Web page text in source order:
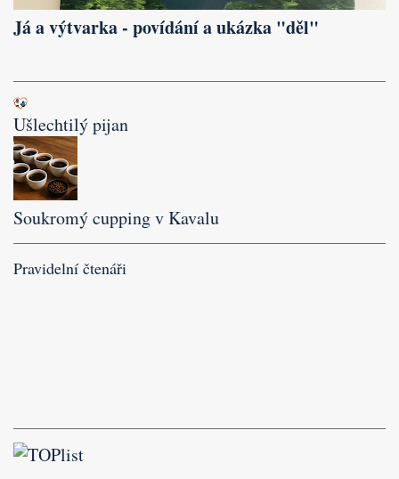
Já a výtvarka - povídání a ukázka "děl"
Ušlechtilý pijan
Soukromý cupping v Kavalu
Pravidelní čtenáři